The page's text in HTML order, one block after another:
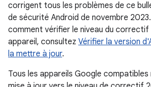
corrigent tous les problèmes de ce
de sécurité Android de novembre
comment vérifier le niveau du correctif
appareil, consultez Vérifier la version
la mettre à jour.
Tous les appareils Google